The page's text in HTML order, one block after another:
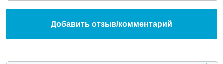
Добавить отзыв/комментарий